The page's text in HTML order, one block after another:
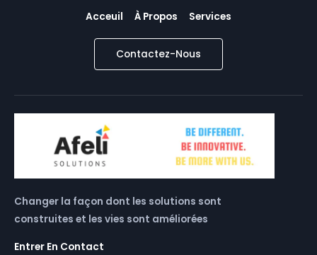
Acceuil À Propos Services
Contactez-Nous
Changer la façon dont les solutions sont
construites et les vies sont améliorées
Entrer En Contact